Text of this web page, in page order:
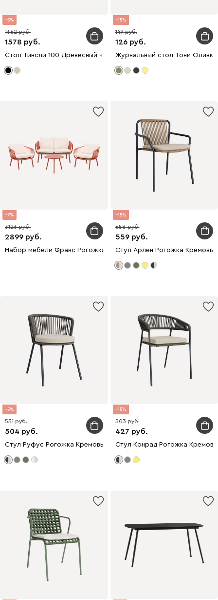
5
1578
1662
Стол Тинсли 100 Древесный черный
15
126
149
Журнальный стол Тони
7
2899
3126
Набор мебели Франс Рогожка Белый/Терракотовый
15
559
658
Стул Арлен Рогожка
5
504
531
Стул Руфус Рогожка Кремовый/Черный
15
427
503
Стул Конрад Рогожка